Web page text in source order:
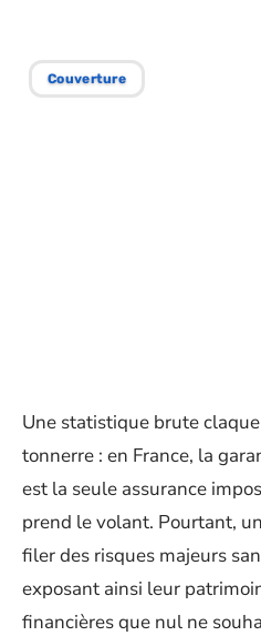
Couverture
Une statistique brute
tonnerre : en France, la
est la seule assurance
prend le volant. Pourtant,
filer des risques majeurs
exposant ainsi leur
financières que nul ne